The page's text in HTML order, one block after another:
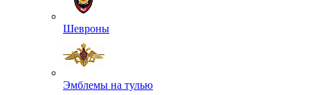
Шевроны
Эмблемы на тулью